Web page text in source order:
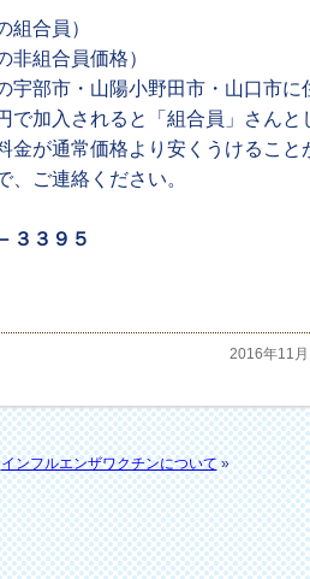
合員）
組合員価格）
市・山陽小野田市・山口市に住
加入されると「組合員」さんと
通常価格より安くうけることが
ご連絡ください。
３３９５
2016年11月
インフルエンザワクチンについて»